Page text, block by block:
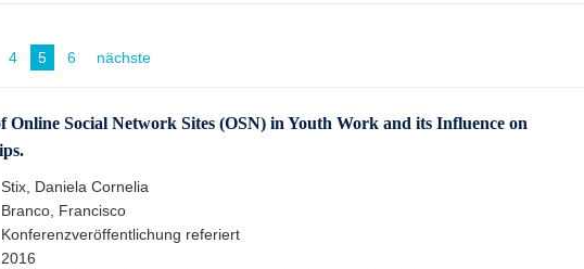
4 5 6 nächste
Online Social Network Sites (OSN) in Youth Work and its Influence on
Stix, Daniela Cornelia
Branco, Francisco
Konferenzveröffentlichung referiert
2016